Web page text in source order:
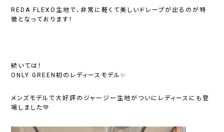
REDA FLEXO生地で、非常に軽くて美しいドレープが出るのが特
徴となっております！
続いては！
ONLY GREEN初のレディースモデル✨
メンズモデルで大好評のジャージー生地がついにレディースにも登
場しました💚